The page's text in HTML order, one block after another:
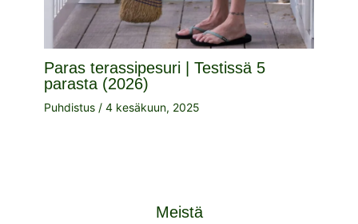
Paras terassipesuri | Testissä 5
parasta (2026)
Puhdistus / 4 kesäkuun, 2025
Meistä